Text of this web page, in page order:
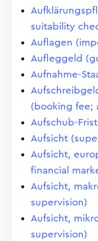
suitability
Auflagen
Aufleggeld
Aufnahme-
(booking fee;
Aufschub-
Aufsicht
Aufsicht,
financial
Aufsicht,
supervision)
Aufsicht,
supervision)